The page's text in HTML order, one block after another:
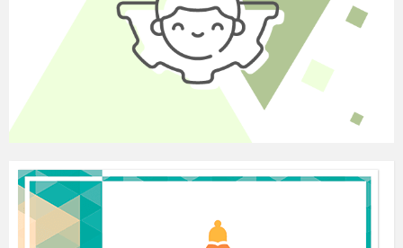
Мотивація навчальної діяльності
(Учитель демонструє зображення овочів:
кольорові, чорно-білі).
― Розгляньте кольорові малюнки, на яких
зображено зелений огірок, червоний помідор,
погляньте на ті самі овочі, але чорно-білі.
― Що змінилося?
― Отже, завдяки кольору картина стає